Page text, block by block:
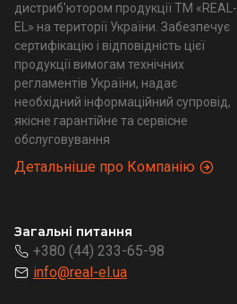
дистриб'ютором продукції ТМ «REAL-
EL» на території України. Забезпечує
сертифікацію і відповідність цієї
продукції вимогам технічних
регламентів України, надає
необхідний інформаційний супровід,
якісне гарантійне та сервісне
обслуговування
Детальніше про Компанію
Загальні питання
+380 (44) 233-65-98
info@real-el.ua